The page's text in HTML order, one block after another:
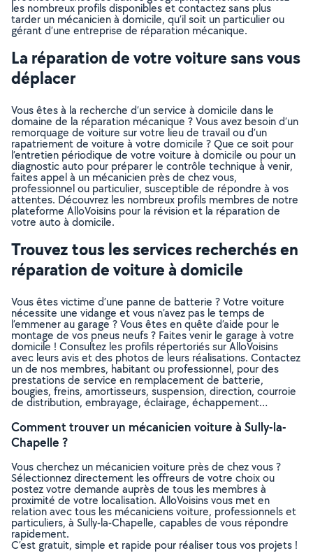
les nombreux profils disponibles et contactez sans plus
tarder un mécanicien à domicile, qu’il soit un particulier ou
gérant d’une entreprise de réparation mécanique.
La réparation de votre voiture sans vous
déplacer
Vous êtes à la recherche d’un service à domicile dans le
domaine de la réparation mécanique ? Vous avez besoin d’un
remorquage de voiture sur votre lieu de travail ou d’un
rapatriement de voiture à votre domicile ? Que ce soit pour
l’entretien périodique de votre voiture à domicile ou pour un
diagnostic auto pour préparer le contrôle technique à venir,
faites appel à un mécanicien près de chez vous,
professionnel ou particulier, susceptible de répondre à vos
attentes. Découvrez les nombreux profils membres de notre
plateforme AlloVoisins pour la révision et la réparation de
votre auto à domicile.
Trouvez tous les services recherchés en
réparation de voiture à domicile
Vous êtes victime d’une panne de batterie ? Votre voiture
nécessite une vidange et vous n’avez pas le temps de
l’emmener au garage ? Vous êtes en quête d’aide pour le
montage de vos pneus neufs ? Faites venir le garage à votre
domicile ! Consultez les profils répertoriés sur AlloVoisins
avec leurs avis et des photos de leurs réalisations. Contactez
un de nos membres, habitant ou professionnel, pour des
prestations de service en remplacement de batterie,
bougies, freins, amortisseurs, suspension, direction, courroie
de distribution, embrayage, éclairage, échappement…
Comment trouver un mécanicien voiture à Sully-la-
Chapelle ?
Vous cherchez un mécanicien voiture près de chez vous ?
Sélectionnez directement les offreurs de votre choix ou
postez votre demande auprès de tous les membres à
proximité de votre localisation. AlloVoisins vous met en
relation avec tous les mécaniciens voiture, professionnels et
particuliers, à Sully-la-Chapelle, capables de vous répondre
rapidement.
C’est gratuit, simple et rapide pour réaliser tous vos projets !